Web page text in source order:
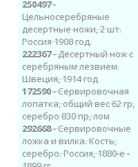
250497-
Цельносеребряные
десертные ножи, 2 шт.
Россия 1908 год.
222367- Десертный нож с
серебряным лезвием.
Швеция, 1914 год
172590- Сервировочная
лопатка, общий вес 62 гр,
серебро 830 пр, лом
292668- Сервировочные
ложка и вилка. Кость,
серебро. Россия, 1880-е -